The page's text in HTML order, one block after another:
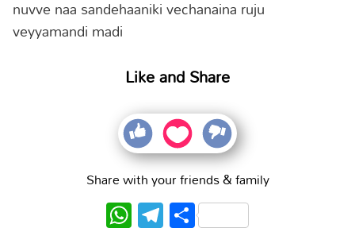
nuvve naa sandehaaniki vechanaina ruju
veyyamandi madi
Like and Share
Share with your friends & family
WhatsApp
Telegram
Share